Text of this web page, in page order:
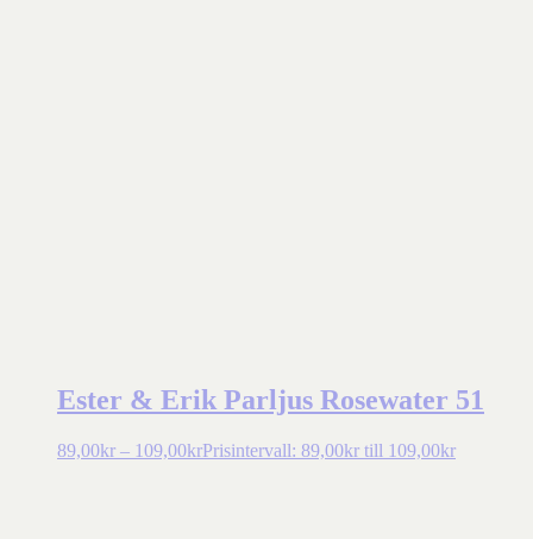
Ester & Erik Parljus Rosewater 51
89,00kr – 109,00krPrisintervall: 89,00kr till 109,00kr